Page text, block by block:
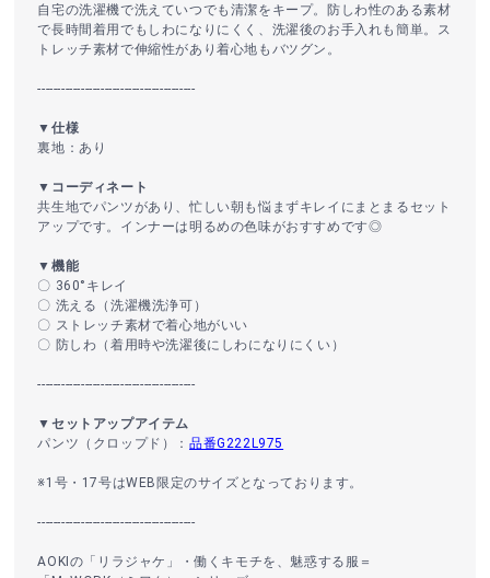
自宅の洗濯機で洗えていつでも清潔をキープ。防しわ性のある素材
で長時間着用でもしわになりにくく、洗濯後のお手入れも簡単。ス
トレッチ素材で伸縮性があり着心地もバツグン。
----------------------------------------
▼仕様
裏地：あり
▼コーディネート
共生地でパンツがあり、忙しい朝も悩まずキレイにまとまるセット
アップです。インナーは明るめの色味がおすすめです◎
▼機能
〇 360°キレイ
〇 洗える（洗濯機洗浄可）
〇 ストレッチ素材で着心地がいい
〇 防しわ（着用時や洗濯後にしわになりにくい）
----------------------------------------
▼セットアップアイテム
パンツ（クロップド）：品番G222L975
※1号・17号はWEB限定のサイズとなっております。
----------------------------------------
AOKIの「リラジャケ」・働くキモチを、魅惑する服＝